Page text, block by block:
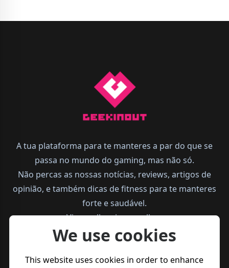
A tua plataforma para te manteres a par do que se
passa no mundo do gaming, mas não só.
Não percas as nossas notícias, reviews, artigos de
opinião, e também dicas de fitness para te manteres
forte e saudável.
Vive melhor, joga melhor.
We use cookies
This website uses cookies in order to enhance